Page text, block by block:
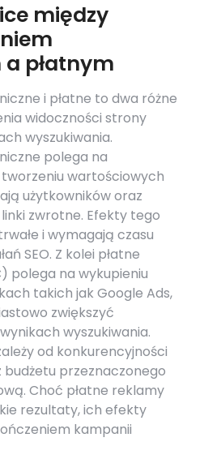
między
płatnym
i płatne to dwa różne
widoczności strony
wyszukiwania.
polega na
wartościowych
użytkowników oraz
zwrotne. Efekty tego
i wymagają czasu
SEO. Z kolei płatne
polega na wykupieniu
takich jak Google Ads,
zwiększyć
wyszukiwania.
od konkurencyjności
budżetu przeznaczonego
Choć płatne reklamy
rezultaty, ich efekty
kampanii